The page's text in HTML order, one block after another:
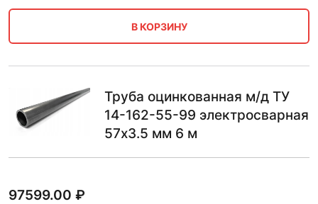
В КОРЗИНУ
Труба оцинкованная м/д ТУ
14-162-55-99 электросварная
57х3.5 мм 6 м
97599.00 ₽